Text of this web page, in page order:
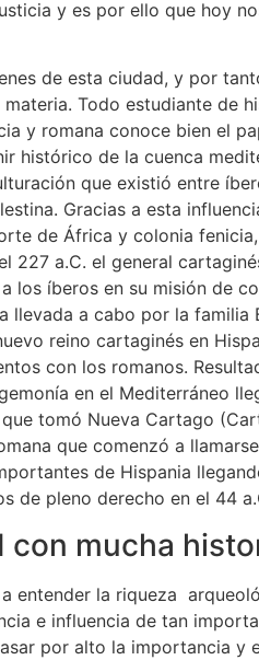
y es por ello que hoy
de esta ciudad, y por
Todo estudiante de
y romana conoce bien el
histórico de la cuenca
que existió entre
Gracias a esta
de África y colonia
227 a.C. el general
los íberos en su misión de
llevada a cabo por la familia
reino cartaginés en
con los romanos.
en el Mediterráneo
tomó Nueva Cartago
que comenzó a
de Hispania
de pleno derecho en el 44
con mucha
entender la riqueza
e influencia de tan
por alto la importancia y